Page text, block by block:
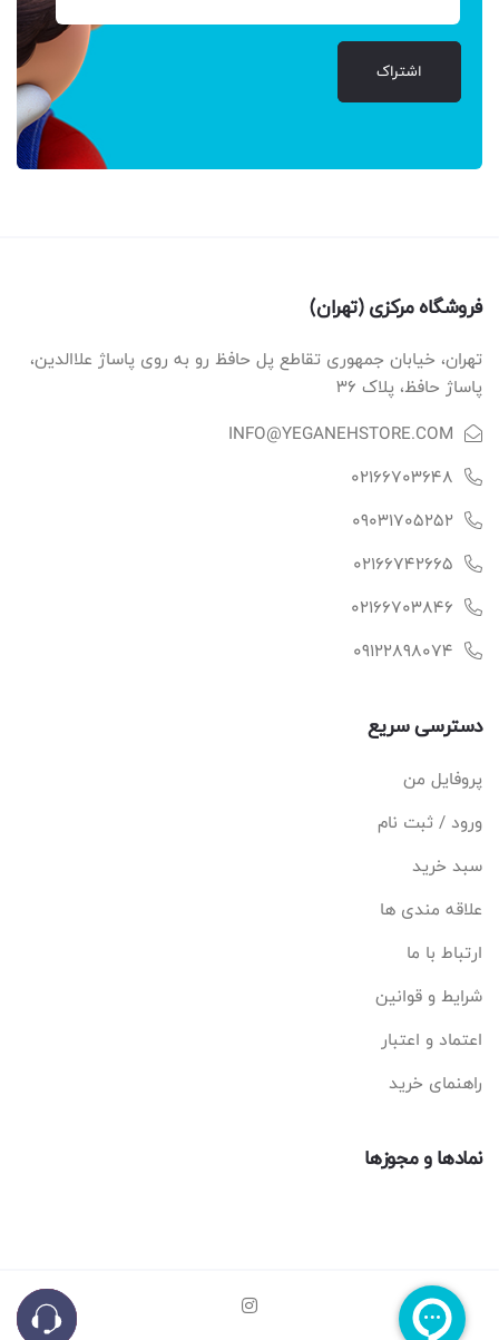
اشتراک
فروشگاه مرکزی (تهران)
تهران، خیابان جمهوری تقاطع پل حافظ رو به روی پاساژ علاالدین،
پاساژ حافظ، پلاک ۳۶
INFO@YEGANEHSTORE.COM
02166703648
09031705252
02166742665
02166703846
09122898074
دسترسی سریع
پروفایل من
ورود / ثبت نام
سبد خرید
علاقه مندی ها
ارتباط با ما
شرایط و قوانین
اعتماد و اعتبار
راهنمای خرید
نمادها و مجوزها